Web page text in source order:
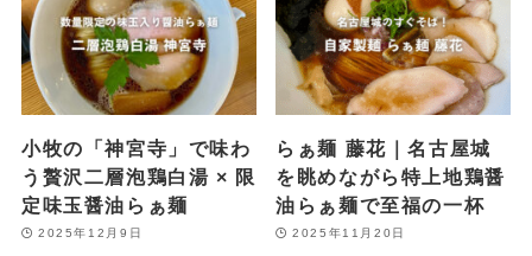
小牧の「神宮寺」で味わ
う贅沢二層泡鶏白湯 × 限
定味玉醤油らぁ麺
2025年12月9日
らぁ麺 藤花｜名古屋城
を眺めながら特上地鶏醤
油らぁ麺で至福の一杯
2025年11月20日